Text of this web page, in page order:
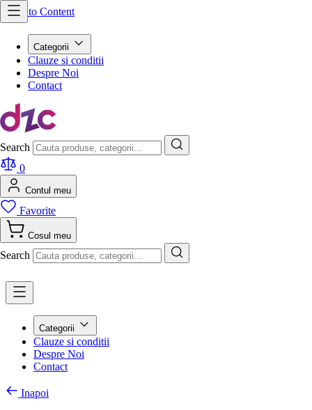
Skip to Content
Categorii
Clauze si conditii
Despre Noi
Contact
Search
0
Contul meu
Favorite
Cosul meu
Search
Categorii
Clauze si conditii
Despre Noi
Contact
Inapoi